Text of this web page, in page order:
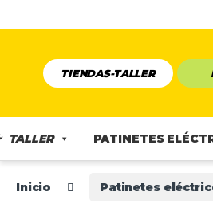
TIENDAS-TALLER
TALLER PATINETES
Inicio Patinetes